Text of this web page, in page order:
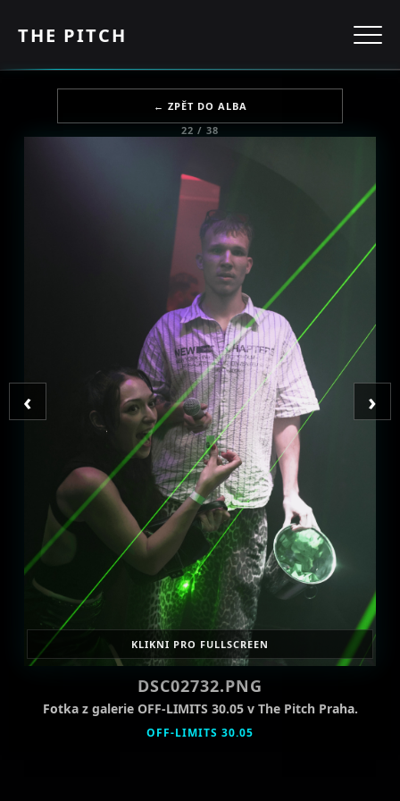
THE PITCH
← ZPĚT DO ALBA
22 / 38
‹ ›
KLIKNI PRO FULLSCREEN
DSC02732.PNG
Fotka z galerie OFF-LIMITS 30.05 v The Pitch Praha.
OFF-LIMITS 30.05